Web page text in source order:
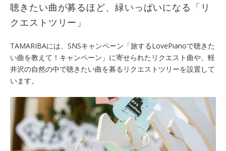
聴きたい曲が募るほど、緑いっぱいになる「リ
クエストツリー」
TAMARIBAには、SNSキャンペーン「旅するLovePianoで聴きた
い曲を教えて！キャンペーン」に寄せられたリクエスト曲や、軽
井沢の自然の中で聴きたい曲を募るリクエストツリーを設置して
います。